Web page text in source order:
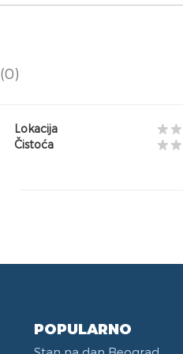
(0)
Lokacija
Čistoća
POPULARNO